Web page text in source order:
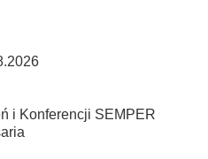
i Konferencji SEMPER